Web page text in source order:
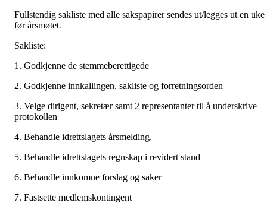
Fullstendig sakliste med alle sakspapirer sendes ut/legges ut en uke
før årsmøtet.
Sakliste:
1. Godkjenne de stemmeberettigede
2. Godkjenne innkallingen, sakliste og forretningsorden
3. Velge dirigent, sekretær samt 2 representanter til å underskrive
protokollen
4. Behandle idrettslagets årsmelding.
5. Behandle idrettslagets regnskap i revidert stand
6. Behandle innkomne forslag og saker
7. Fastsette medlemskontingent